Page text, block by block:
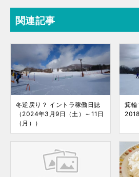
関連記事
冬逆戻り？ イントラ稼働日誌
（2024年3月9日（土）～11日
（月））
箕輪